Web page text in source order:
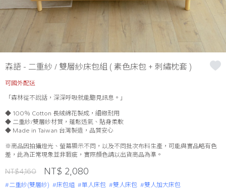
森語 - 二重紗 / 雙層紗床包組 ( 素色床包 + 刺繡枕套 )
可國外配送
「森林從不說話，深深呼吸就能聽見訊息。」
◆ 100％ Cotton 長絨綿花製成，細緻耐用
◆ 二重紗/雙層紗材質，蓬鬆透氣、貼身柔軟
◆ Made in Taiwan 台灣製造，品質安心
※商品因拍攝燈光、螢幕顯示不同，以及不同批次布料生產，可能與實品略有色
差，此為正常現象並非瑕疵，實際顏色請以出貨商品為準。
NT$4,160 NT$ 2,080
#二重紗(雙層紗) #床包組 #單人床包 #雙人床包 #雙人加大床包